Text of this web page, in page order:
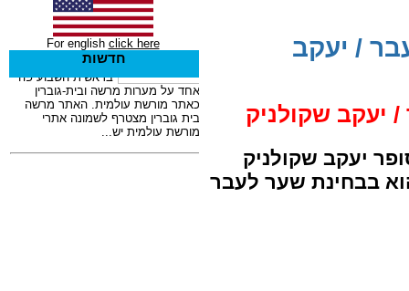
/ יעקב
יעקב שקולניק
יעקב שקולניק
בבחינת שער לעבר
For english click here
חדשות